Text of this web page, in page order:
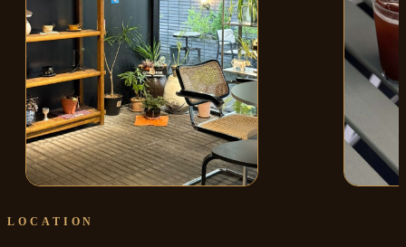
LOCATION